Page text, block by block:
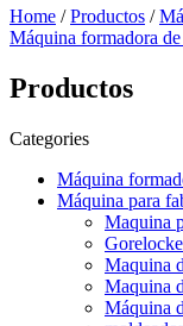
Home /Productos /
Máquina formadora
Productos
Categories
Máquina
Máquina para
Maquina
Maquina
Maquina
Máquina